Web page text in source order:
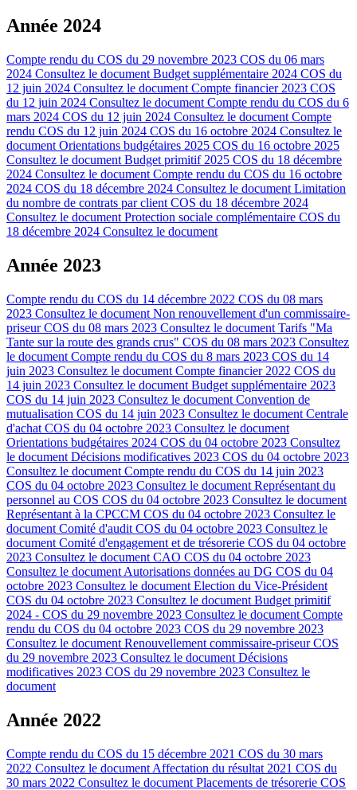
Année 2024
Compte rendu du COS du 29 novembre 2023 COS du 06 mars
2024 Consultez le document Budget supplémentaire 2024 COS du
12 juin 2024 Consultez le document Compte financier 2023 COS
du 12 juin 2024 Consultez le document Compte rendu du COS du 6
mars 2024 COS du 12 juin 2024 Consultez le document Compte
rendu COS du 12 juin 2024 COS du 16 octobre 2024 Consultez le
document Orientations budgétaires 2025 COS du 16 octobre 2025
Consultez le document Budget primitif 2025 COS du 18 décembre
2024 Consultez le document Compte rendu du COS du 16 octobre
2024 COS du 18 décembre 2024 Consultez le document Limitation
du nombre de contrats par client COS du 18 décembre 2024
Consultez le document Protection sociale complémentaire COS du
18 décembre 2024 Consultez le document
Année 2023
Compte rendu du COS du 14 décembre 2022 COS du 08 mars
2023 Consultez le document Non renouvellement d'un commissaire-
priseur COS du 08 mars 2023 Consultez le document Tarifs "Ma
Tante sur la route des grands crus" COS du 08 mars 2023 Consultez
le document Compte rendu du COS du 8 mars 2023 COS du 14
juin 2023 Consultez le document Compte financier 2022 COS du
14 juin 2023 Consultez le document Budget supplémentaire 2023
COS du 14 juin 2023 Consultez le document Convention de
mutualisation COS du 14 juin 2023 Consultez le document Centrale
d'achat COS du 04 octobre 2023 Consultez le document
Orientations budgétaires 2024 COS du 04 octobre 2023 Consultez
le document Décisions modificatives 2023 COS du 04 octobre 2023
Consultez le document Compte rendu du COS du 14 juin 2023
COS du 04 octobre 2023 Consultez le document Représentant du
personnel au COS COS du 04 octobre 2023 Consultez le document
Représentant à la CPCCM COS du 04 octobre 2023 Consultez le
document Comité d'audit COS du 04 octobre 2023 Consultez le
document Comité d'engagement et de trésorerie COS du 04 octobre
2023 Consultez le document CAO COS du 04 octobre 2023
Consultez le document Autorisations données au DG COS du 04
octobre 2023 Consultez le document Election du Vice-Président
COS du 04 octobre 2023 Consultez le document Budget primitif
2024 - COS du 29 novembre 2023 Consultez le document Compte
rendu du COS du 04 octobre 2023 COS du 29 novembre 2023
Consultez le document Renouvellement commissaire-priseur COS
du 29 novembre 2023 Consultez le document Décisions
modificatives 2023 COS du 29 novembre 2023 Consultez le
document
Année 2022
Compte rendu du COS du 15 décembre 2021 COS du 30 mars
2022 Consultez le document Affectation du résultat 2021 COS du
30 mars 2022 Consultez le document Placements de trésorerie COS